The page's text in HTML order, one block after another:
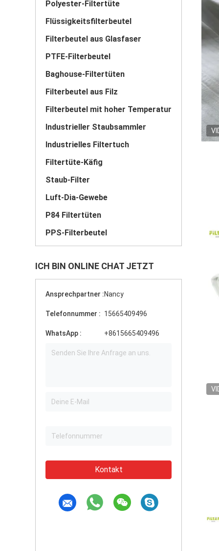
Polyester-Filtertüte
Flüssigkeitsfilterbeutel
Filterbeutel aus Glasfaser
PTFE-Filterbeutel
Baghouse-Filtertüten
Filterbeutel aus Filz
Filterbeutel mit hoher Temperatur
Industrieller Staubsammler
Industrielles Filtertuch
Filtertüte-Käfig
Staub-Filter
Luft-Dia-Gewebe
P84 Filtertüten
PPS-Filterbeutel
ICH BIN ONLINE CHAT JETZT
Ansprechpartner :Nancy
Telefonnummer : 15665409496
WhatsApp : +8615665409496
Kontakt